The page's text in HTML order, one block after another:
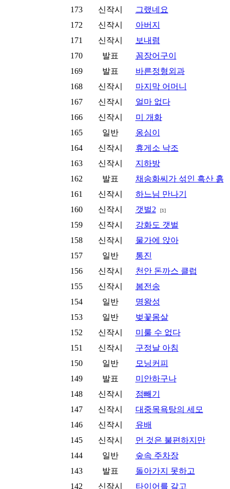
173
신작시
그랬네요
172
신작시
아버지
171
신작시
보내렴
170
발표
꼼장어구이
169
발표
바른정형외과
168
신작시
마지막 어머니
167
신작시
얼마 없다
166
신작시
미 개화
165
일반
옹심이
164
신작시
휴게소 낙조
163
신작시
지하방
162
발표
채송화씨가 섞인 흑산 흙
161
신작시
하느님 만나기
160
신작시 갯벌2 [1]
159 신작시
강화도 갯벌
158
신작시
물가에 앉아
157
일반
통진
156
신작시
천안 돈까스 클럽
155
신작시
봄전송
154
일반
명왕성
153
일반
벚꽃몸살
152
신작시
미룰 수 없다
151
신작시
구정날 아침
150
일반
모닝커피
149
발표
미안하구나
148
신작시
점빼기
147
신작시
대중목욕탕의 세모
146
신작시
유배
145
신작시
먼 것은 불편하지만
144
일반
숲속 주차장
143
발표
돌아가지 못하고
142
신작시 타이어를 갈고